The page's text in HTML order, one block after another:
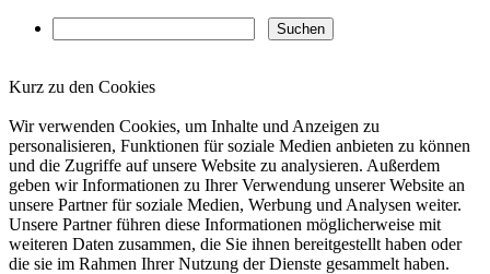
Kurz zu den Cookies
Wir verwenden Cookies, um Inhalte und Anzeigen zu
personalisieren, Funktionen für soziale Medien anbieten zu können
und die Zugriffe auf unsere Website zu analysieren. Außerdem
geben wir Informationen zu Ihrer Verwendung unserer Website an
unsere Partner für soziale Medien, Werbung und Analysen weiter.
Unsere Partner führen diese Informationen möglicherweise mit
weiteren Daten zusammen, die Sie ihnen bereitgestellt haben oder
die sie im Rahmen Ihrer Nutzung der Dienste gesammelt haben.